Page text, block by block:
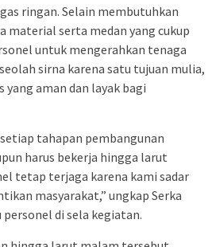
ringan. Selain membutuhkan
serta medan yang cukup
untuk mengerahkan tenaga
sirna karena satu tujuan mulia,
yang aman dan layak bagi
tahapan pembangunan
harus bekerja hingga larut
tetap terjaga karena kami sadar
masyarakat,” ungkap Serka
di sela kegiatan.